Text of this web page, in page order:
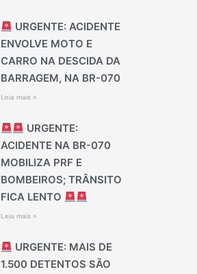
URGENTE: ACIDENTE
ENVOLVE MOTO E
CARRO NA DESCIDA DA
BARRAGEM, NA BR-070
Leia mais »
URGENTE:
ACIDENTE NA BR-070
MOBILIZA PRF E
BOMBEIROS; TRÂNSITO
FICA LENTO
Leia mais »
URGENTE: MAIS DE
1.500 DETENTOS SÃO